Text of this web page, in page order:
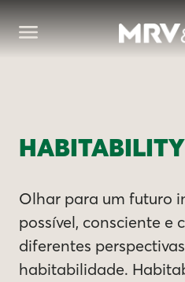
HABITABILITY
Olhar para um futuro
possível, consciente e
diferentes
habitabilidade.